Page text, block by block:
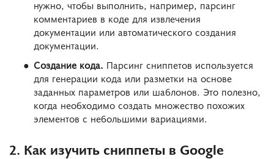
нужно, чтобы выполнить, например, парсинг
комментариев в коде для извлечения
документации или автоматического создания
документации.
Создание кода. Парсинг сниппетов используется
для генерации кода или разметки на основе
заданных параметров или шаблонов. Это полезно,
когда необходимо создать множество похожих
элементов с небольшими вариациями.
2. Как изучить сниппеты в Google